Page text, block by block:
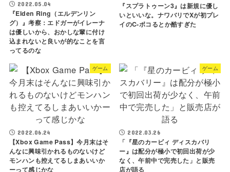
2022.05.04
『Elden Ring（エルデンリン
グ）』考察：エドガーがイレーナ
は優しいから、おかしな輩に付け
込まれないと良いが的なことを言
ってるのな
『スプラトゥーン3』は新規に優し
いといいな。ナワバリでXが初プレ
イのC-ボコるとか酷すぎた
ゲーム
2022.06.24
【Xbox Game Pass】今月末はそ
んなに興味引かれるものないけど
モンハンも控えてるしまあいいか
ーって感じかな
ゲーム
2022.03.26
「『星のカービィ ディスカバリ
ー』は配分が極小で初回出荷が少
なく、午前中で完売した」と販売
店が語る